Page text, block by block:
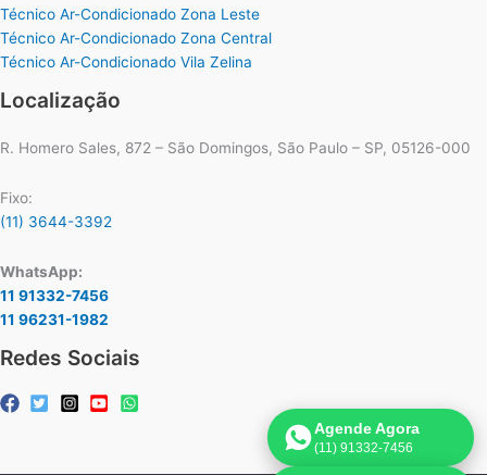
Técnico Ar-Condicionado Zona Leste
Técnico Ar-Condicionado Zona Central
Técnico Ar-Condicionado Vila Zelina
Localização
R. Homero Sales, 872 – São Domingos, São Paulo – SP, 05126-000
Fixo:
(11) 3644-3392
WhatsApp:
11 91332-7456
11 96231-1982
Redes Sociais
Agende Agora
(11) 91332-7456